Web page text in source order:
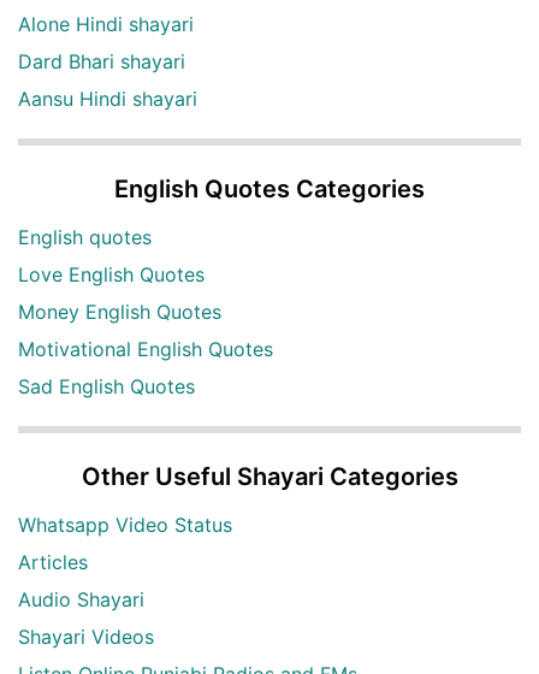
Alone Hindi shayari
Dard Bhari shayari
Aansu Hindi shayari
English Quotes Categories
English quotes
Love English Quotes
Money English Quotes
Motivational English Quotes
Sad English Quotes
Other Useful Shayari Categories
Whatsapp Video Status
Articles
Audio Shayari
Shayari Videos